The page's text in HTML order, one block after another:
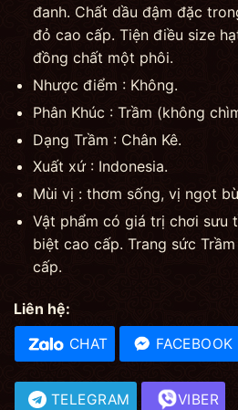
đanh. Chất dầu đậm đặc
đỏ cao cấp. Tiện điều size
đồng chất một phôi.
Nhược điểm : Không.
Phân Khúc : Trầm (không
Dạng Trầm : Chân Kê.
Xuất xứ : Indonesia.
Mùi vị : thơm sống, vị ngọt
Vật phẩm có giá trị chơi sưu
biệt cao cấp. Trang sức
cấp.
Liên hệ:
CHAT FACEBOOK
TELEGRAM VIBER